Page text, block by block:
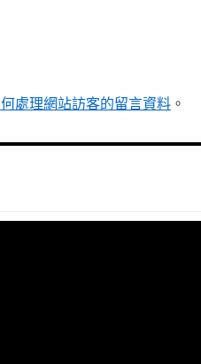
處理網站訪客的留言資料 。